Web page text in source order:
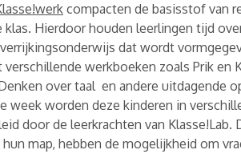
compacten de basisstof van
klas. Hierdoor houden leerlingen tijd
dat wordt
verschillende werkboeken zoals Prik en
over taal en andere uitdagende
week worden deze kinderen in
door de leerkrachten van Klasse!Lab.
hun map, hebben de mogelijkheid om